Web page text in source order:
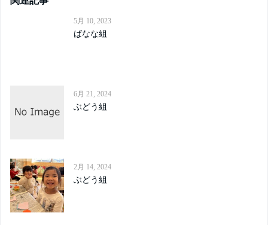
5月 10, 2023
ばなな組
6月 21, 2024
ぶどう組
2月 14, 2024
ぶどう組